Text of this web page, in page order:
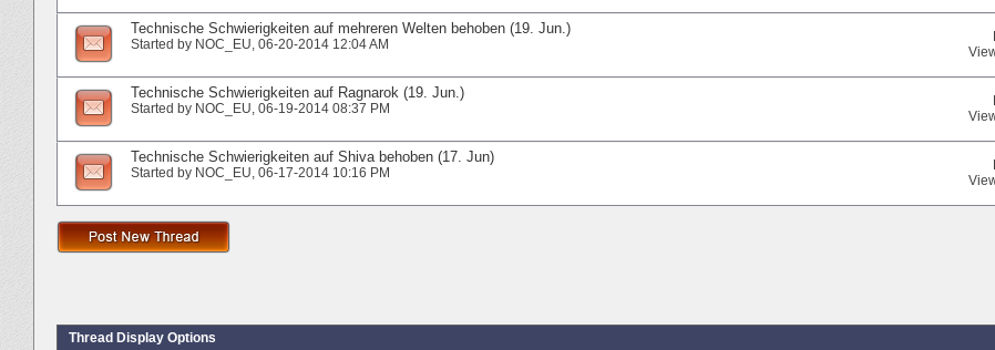
Technische Schwierigkeiten auf mehreren Welten behoben (19. Jun.)
Started by NOC_EU‎, 06-20-2014 12:04 AM
Technische Schwierigkeiten auf Ragnarok (19. Jun.)
Started by NOC_EU‎, 06-19-2014 08:37 PM
Technische Schwierigkeiten auf Shiva behoben (17. Jun)
Started by NOC_EU‎, 06-17-2014 10:16 PM
Thread Display Options